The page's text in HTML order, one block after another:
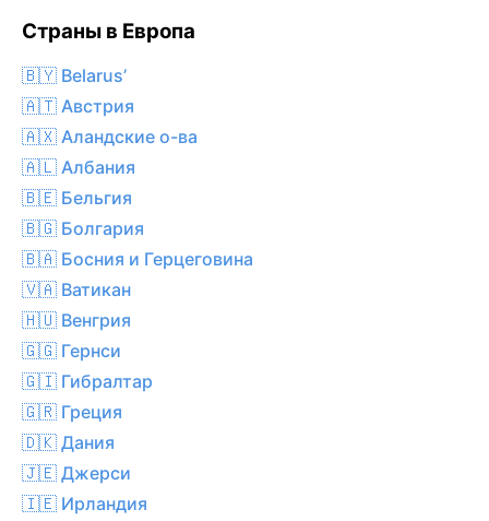
Страны в Европа
🇧🇾 Belarus’
🇦🇹 Австрия
🇦🇽 Аландские о-ва
🇦🇱 Албания
🇧🇪 Бельгия
🇧🇬 Болгария
🇧🇦 Босния и Герцеговина
🇻🇦 Ватикан
🇭🇺 Венгрия
🇬🇬 Гернси
🇬🇮 Гибралтар
🇬🇷 Греция
🇩🇰 Дания
🇯🇪 Джерси
🇮🇪 Ирландия